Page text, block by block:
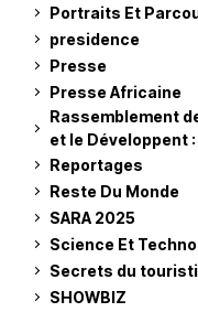
Portraits Et
presidence
Presse
Presse Africaine
Rassemblement
et le Développent
Reportages
Reste Du Monde
SARA 2025
Science Et
Secrets du
SHOWBIZ